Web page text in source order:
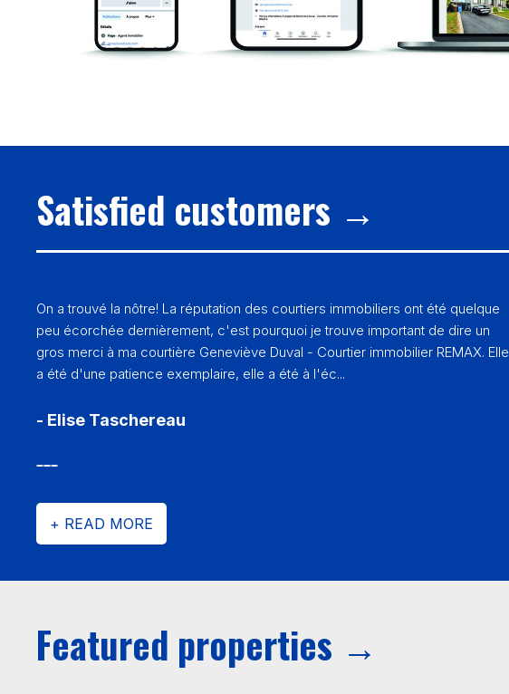
Satisfied customers →
On a trouvé la nôtre! La réputation des courtiers immobiliers ont été quelque
peu écorchée dernièrement, c'est pourquoi je trouve important de dire un
gros merci à ma courtière Geneviève Duval - Courtier immobilier REMAX. Elle
a été d'une patience exemplaire, elle a été à l'éc...
- Elise Taschereau
+ READ MORE
Featured properties →